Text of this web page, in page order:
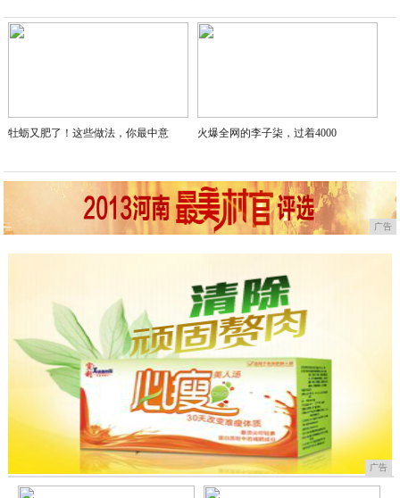
2020-04-20
牡蛎又肥了！这些做法，你最中意 火爆全网的李子柒，过着4000
广告
广告